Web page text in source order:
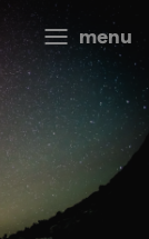
menu